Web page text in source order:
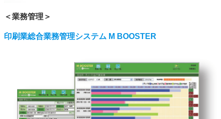
＜業務管理＞
印刷業総合業務管理システム M BOOSTER